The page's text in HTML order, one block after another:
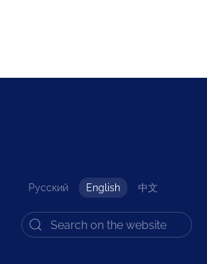
Русский English 中文